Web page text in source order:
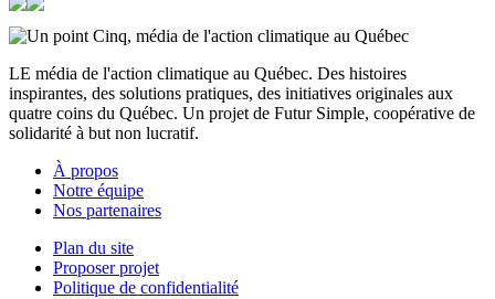
LE média de l'action climatique au Québec. Des histoires
inspirantes, des solutions pratiques, des initiatives originales aux
quatre coins du Québec. Un projet de Futur Simple, coopérative de
solidarité à but non lucratif.
À propos
Notre équipe
Nos partenaires
Plan du site
Proposer projet
Politique de confidentialité